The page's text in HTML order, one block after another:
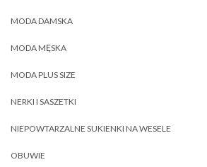
MODA DAMSKA
MODA MĘSKA
MODA PLUS SIZE
NERKI I SASZETKI
NIEPOWTARZALNE SUKIENKI NA WESELE
OBUWIE